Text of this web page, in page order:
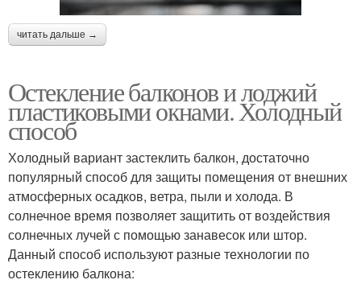
читать дальше →
Остекление балконов и лоджий
пластиковыми окнами. Холодный
способ
Холодный вариант застеклить балкон, достаточно
популярный способ для защиты помещения от внешних
атмосферных осадков, ветра, пыли и холода. В
солнечное время позволяет защитить от воздействия
солнечных лучей с помощью занавесок или штор.
Данный способ используют разные технологии по
остеклению балкона: